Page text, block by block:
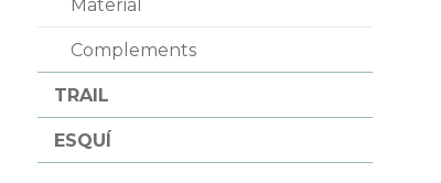
Material
Complements
TRAIL
ESQUÍ